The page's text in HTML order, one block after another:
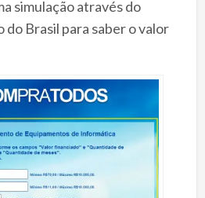
simulação através do
do Brasil para saber o valor